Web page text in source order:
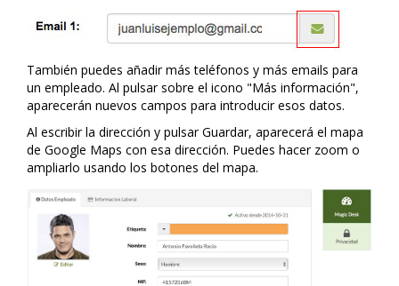
También puedes añadir más teléfonos y más emails para
un empleado. Al pulsar sobre el icono "Más información",
aparecerán nuevos campos para introducir esos datos.
Al escribir la dirección y pulsar Guardar, aparecerá el mapa
de Google Maps con esa dirección. Puedes hacer zoom o
ampliarlo usando los botones del mapa.